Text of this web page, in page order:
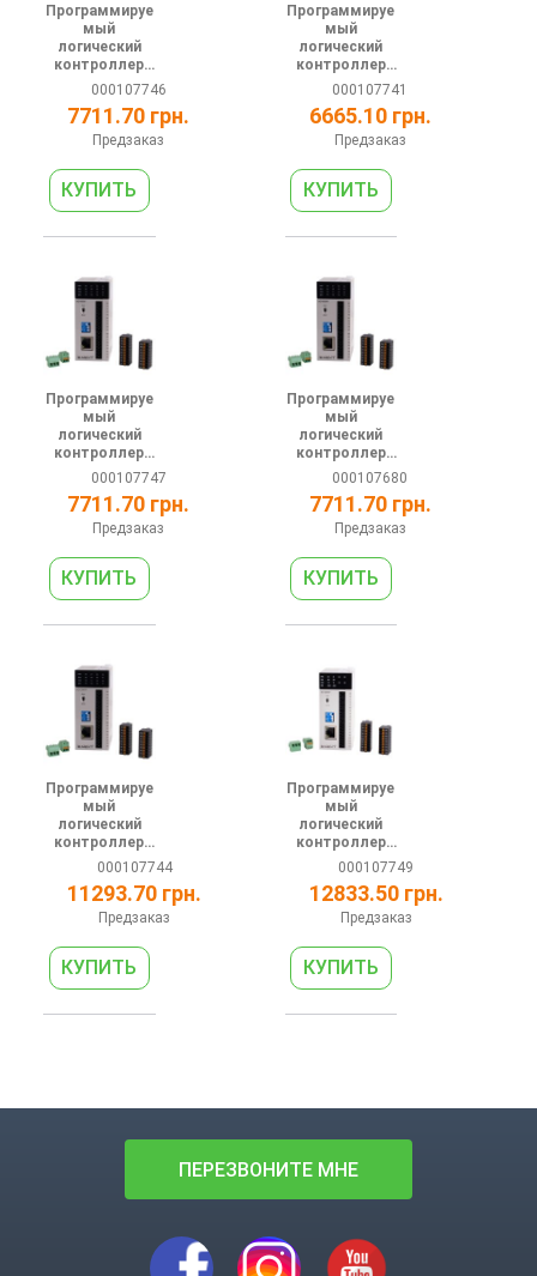
Программируе
мый
логический
контроллер
серии АС 24В
8DI 8DO (PNP) 1
RS485 1
Ethernet
000107746
7711.70 грн.
Предзаказ
Программируе
мый
логический
контроллер
серии АС 24В
6DI 4DO (relay)
1 RS485 1
Ethernet
000107741
6665.10 грн.
Предзаказ
Программируе
мый
логический
контроллер
серии АС 24В
1 RS485 1
Ethernet
000107747
7711.70 грн.
Предзаказ
Программируе
мый
логический
контроллер
серии АС 24В
1 RS485 1
Ethernet
000107680
7711.70 грн.
Предзаказ
Программируе
мый
логический
контроллер
серии АС 24В
2AI 2AO 1
RS485 1
000107744
11293.70 грн.
Предзаказ
Программируе
мый
логический
контроллер
серии АT 24В
200кГц)DI
4(1шт
N) 2AI 2AO 1
RS485
000107749
12833.50 грн.
Предзаказ
ПЕРЕЗВОНИТЕ МНЕ